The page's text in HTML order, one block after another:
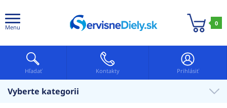
Menu
0
Hľadať Kontakty Prihlásiť
Vyberte kategorii